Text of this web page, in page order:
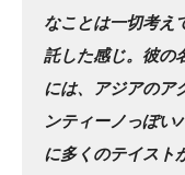
なことは一切考え
託した感じ。彼の
には、アジアのア
ンティーノっぽい
に多くのテイスト